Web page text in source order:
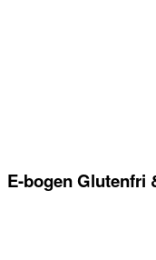
E-bogen Glutenfri